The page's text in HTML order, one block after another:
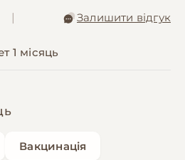
Залишити відгук
1 місяць
Вакцинація